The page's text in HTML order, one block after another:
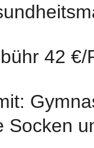
42 €/
Socken